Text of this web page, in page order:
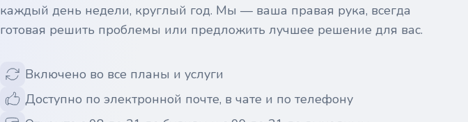
каждый день недели, круглый год. Мы — ваша правая рука, всегда
готовая решить проблемы или предложить лучшее решение для вас.
Включено во все планы и услуги
Доступно по электронной почте, в чате и по телефону